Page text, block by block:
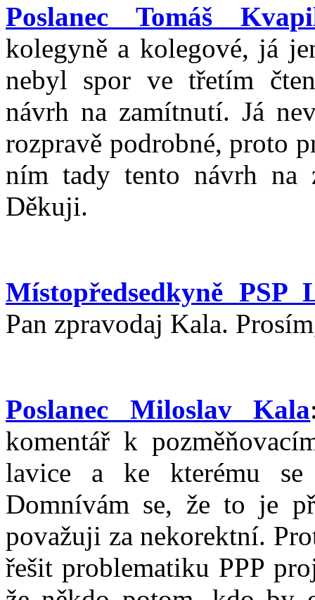
Poslanec Tomáš
kolegyně a kolegové, já
nebyl spor ve třetím
návrh na zamítnutí. Já
rozpravě podrobné, proto
ním tady tento návrh na
Děkuji.
Místopředsedkyně PSP
Pan zpravodaj Kala.
Poslanec Miloslav Kala
komentář k
lavice a ke kterému se
Domnívám se, že to je
považuji za nekorektní.
řešit problematiku PPP